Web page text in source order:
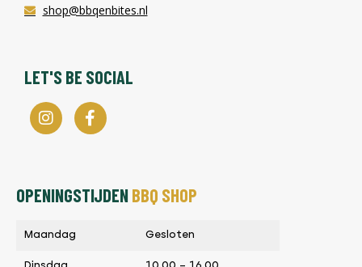
shop@bbqenbites.nl
LET'S BE SOCIAL
OPENINGSTIJDENBBQ SHOP
Maandag Gesloten